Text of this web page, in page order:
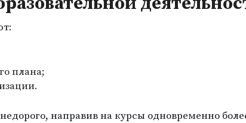
плана;
направив на курсы одновременно